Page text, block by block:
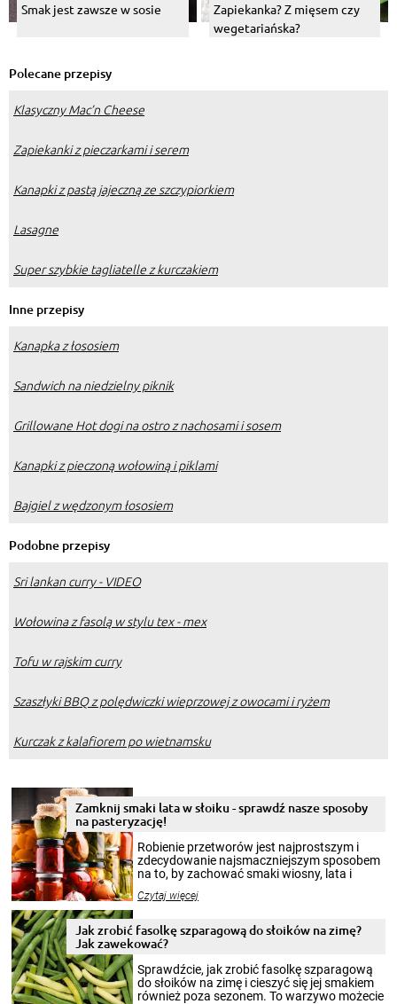
Smak jest zawsze w sosie
Zapiekanka? Z mięsem czy
wegetariańska?
Polecane przepisy
Klasyczny Mac’n Cheese
Zapiekanki z pieczarkami i serem
Kanapki z pastą jajeczną ze szczypiorkiem
Lasagne
Super szybkie tagliatelle z kurczakiem
Inne przepisy
Kanapka z łososiem
Sandwich na niedzielny piknik
Grillowane Hot dogi na ostro z nachosami i sosem
Kanapki z pieczoną wołowiną i piklami
Bajgiel z wędzonym łososiem
Podobne przepisy
Sri lankan curry - VIDEO
Wołowina z fasolą w stylu tex - mex
Tofu w rajskim curry
Szaszłyki BBQ z polędwiczki wieprzowej z owocami i ryżem
Kurczak z kalafiorem po wietnamsku
Zamknij smaki lata w słoiku - sprawdź nasze sposoby
na pasteryzację!
Robienie przetworów jest najprostszym i
zdecydowanie najsmaczniejszym sposobem
na to, by zachować smaki wiosny, lata i
krajobrazów, by cieszyć nimi oko w sezonie
pełni poczuć atmosferę cieplejszych
miesięcy. Przygotowanie słoików ze
smakowitą zawartością musi obejmować
patenty, które pozwolą zachować świeżość
przetworów.
Czytaj więcej
Jak zrobić fasolkę szparagową do słoików na zimę?
Jak zawekować?
Sprawdźcie, jak zrobić fasolkę szparagową
do słoików na zimę i cieszyć się jej smakiem
również poza sezonem. To warzywo możecie